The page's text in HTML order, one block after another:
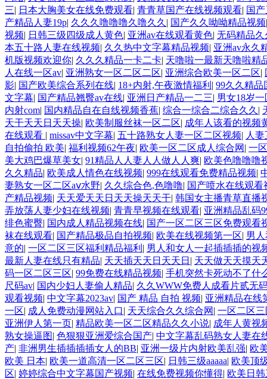
三| 日本大胸美女在线免费观看| 青青草国产在线视频观看| 国
产精品人妻19p| 久久久噜噜噜久噜久久 | 国产久久呦呦精品视频
视频| 日韩三级四级成人黄色| 亚洲av在线观看黄色| 无码精品
本五十路人妻在线视频| 久久热中文字幕精品视频| 亚洲av永久
机版视频欢迎你| 久久久精品一卡二卡| 天噜啦一最新天噜啦精
人在线一区av| 亚洲熟女一区二区二区| 亚洲综合欧美一区二区|
影| 国产欧美综合系列在线| 18+内射,午夜激情福利 | 99久久精品
文字幕| 国产精品翘臀av在线| 亚洲日产精品一二三| 男女18岁
内射com| 国内精品自在自线视频香蕉| 综合一综合二综合久久 |
天干天天日天天操| 欧美制服丝袜一区二区| 成年人该看的视频
在线观看 | missav中文字幕| 五十路熟女人妻一区二区视频| 人
自拍偷拍 欧美| 福利视频62午夜| 欧美一区二区成人综合网 | 一
美大鸡巴爆草美女| 91精品人人妻人人做人人爽| 欧美色噜噜噜
久久精品| 欧美成人情色在线视频| 999在线观看免费精品视频|
妻熟女一区二区aⅴ水野| 久久综合色,色噜噜| 国产喷水在线观看
产精品视频| 天天爱天天日天天操天天干| 韩国女主播青草直播
弄放荡人妻少妇在线视频| 青青早视频在线观看| 亚洲精品乱码
绯色蜜臀| 国内成人精品视频在线| 国产一区二区三区免费观看
袜在线观看| 国产精品极品自拍视频| 欧美在线视频第一区| 男
意的| 一区二区三区福利精品福利 | 男人和女人一起插插插的视
最新人妻在线只有精品| 天天插天天日天天日 | 天天做天天摸天
码一区二区三区| 99免费在线精品视频| 手机突然卡死动不了什
尺码av| 国内少妇人妻偷人精品| 久久WWW免费人成看片贰无
观看视频| 中文字幕2023av| 国产 精品 自拍 视频| 亚洲精品在线
一区| 成人免费动漫网站入口| 天天综合久久综合网 | 一区二区
亚洲伊人第一页| 精品欧美一区二区精品久久小说| 成年人黄视
熟女操逼图| 色狠狠亚洲爱综合国产| 中文字幕乱码熟女人妻在
产| 非洲男生插插插插女人的BB| 亚洲一级片内射欧美乱强| 欧
欧美 日本| 欧美一道高清一区二区三区| 日韩三级aaaaa| 欧美顶
区| 婷婷综合中文字幕国产视频| 在线免费视频你懂得| 欧美日